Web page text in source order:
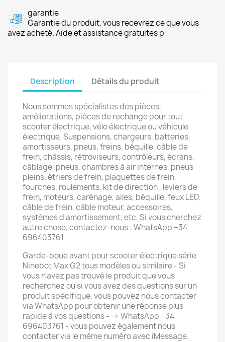
garantie
Garantie du produit, vous recevrez ce que vous
avez acheté. Aide et assistance gratuites p
Description Détails du produit
Nous sommes spécialistes des pièces,
améliorations, pièces de rechange pour tout
scooter électrique, vélo électrique ou véhicule
électrique. Suspensions, chargeurs, batteries,
amortisseurs, pneus, freins, béquille, câble de
frein, châssis, rétroviseurs, contrôleurs, écrans,
câblage, pneus, chambres à air internes, pneus
pleins, étriers de frein, plaquettes de frein,
fourches, roulements, kit de direction , leviers de
frein, moteurs, carénage, ailes, béquille, feux LED,
câble de frein, câble moteur, accessoires,
systèmes d'amortissement, etc. Si vous cherchez
autre chose, contactez-nous : WhatsApp +34
696403761
Garde-boue avant pour scooter électrique série
Ninebot Max G2 tous modèles ou similaire - Si
vous n'avez pas trouvé le produit que vous
recherchez ou si vous avez des questions sur un
produit spécifique, vous pouvez nous contacter
via WhatsApp pour obtenir une réponse plus
rapide à vos questions - -> WhatsApp +34
696403761 - vous pouvez également nous
contacter via le même numéro avec iMessage.